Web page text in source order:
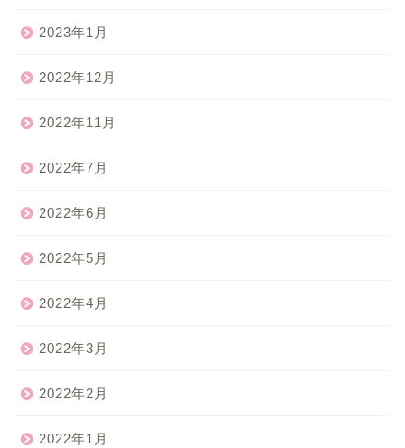
2023年1月
2022年12月
2022年11月
2022年7月
2022年6月
2022年5月
2022年4月
2022年3月
2022年2月
2022年1月